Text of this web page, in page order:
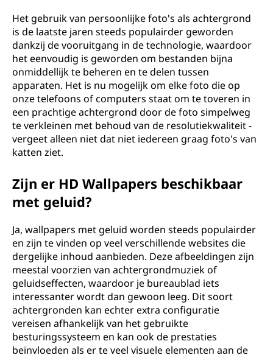
Het gebruik van persoonlijke foto's als achtergrond
is de laatste jaren steeds populairder geworden
dankzij de vooruitgang in de technologie, waardoor
het eenvoudig is geworden om bestanden bijna
onmiddellijk te beheren en te delen tussen
apparaten. Het is nu mogelijk om elke foto die op
onze telefoons of computers staat om te toveren in
een prachtige achtergrond door de foto simpelweg
te verkleinen met behoud van de resolutiekwaliteit -
vergeet alleen niet dat niet iedereen graag foto's van
katten ziet.
Zijn er HD Wallpapers beschikbaar
met geluid?
Ja, wallpapers met geluid worden steeds populairder
en zijn te vinden op veel verschillende websites die
dergelijke inhoud aanbieden. Deze afbeeldingen zijn
meestal voorzien van achtergrondmuziek of
geluidseffecten, waardoor je bureaublad iets
interessanter wordt dan gewoon leeg. Dit soort
achtergronden kan echter extra configuratie
vereisen afhankelijk van het gebruikte
besturingssysteem en kan ook de prestaties
beïnvloeden als er te veel visuele elementen aan de